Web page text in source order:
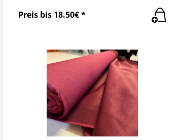
Preis bis 18.50€ *